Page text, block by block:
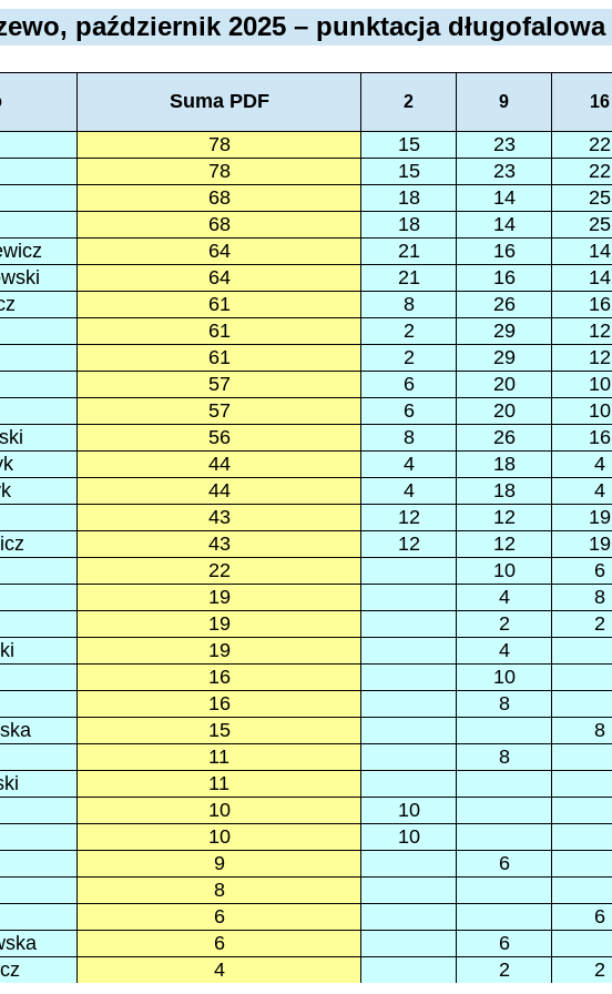
październik 2025 – punktacja długofalowa
Suma PDF 2 9 16
78 15 23 22
78 15 23 22
68 18 14 25
68 18 14 25
64 21 16 14
64 21 16 14
61 8 26 16
61 2 29 12
61 2 29 12
57 6 20 10
57 6 20 10
56 8 26 16
44 4 18 4
44 4 18 4
43 12 12
19
43 12 12
19
22 10 6
19 4 8
19 2 2
19 4
16 10
16 8
15 8
11 8
11
10
10
10
10
9 6
8
6
6
6
6
4 2 2